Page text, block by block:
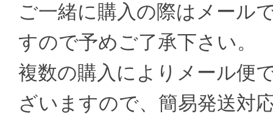
ご一緒に購入の際はメール
すので予めご了承下さい。
複数の購入によりメール便
ざいますので、簡易発送対